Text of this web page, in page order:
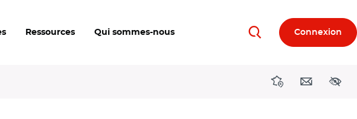
Ressources Qui sommes-nous RechercherConnexion
DirectionsContact